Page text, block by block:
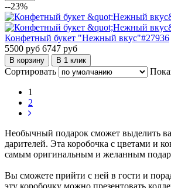
--23%
Конфетный букет "Нежный вкус"#27936
5500 руб 6747 руб
В корзину В 1 клик
Сортировать
1
2
Необычный подарок сможет выделить
дарителей. Эта коробочка с цветами и
самым оригинальным и желанным
​Вы сможете прийти с ней в гости и
эту коробочку можно презентовать